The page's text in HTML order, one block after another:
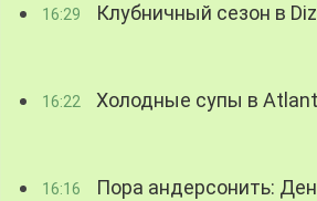
16:29 Клубничный сезон в
16:22 Холодные супы в
16:16
Пора андерсонить: